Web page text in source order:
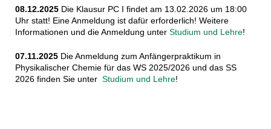
08.12.2025Die Klausur PC I findet am 13.02.2026 um 18:00
Uhr statt! Eine Anmeldung ist dafür erforderlich! Weitere
Informationen und die Anmeldung unter Studium und Lehre!
07.11.2025 Die Anmeldung zum Anfängerpraktikum in
Physikalischer Chemie für das WS 2025/2026 und das SS
2026 finden Sie unter Studium und Lehre!